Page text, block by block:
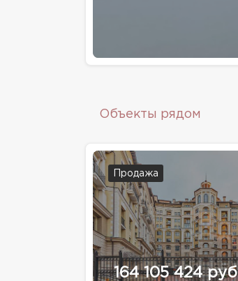
Объекты рядом
Продажа
164 105 424 руб